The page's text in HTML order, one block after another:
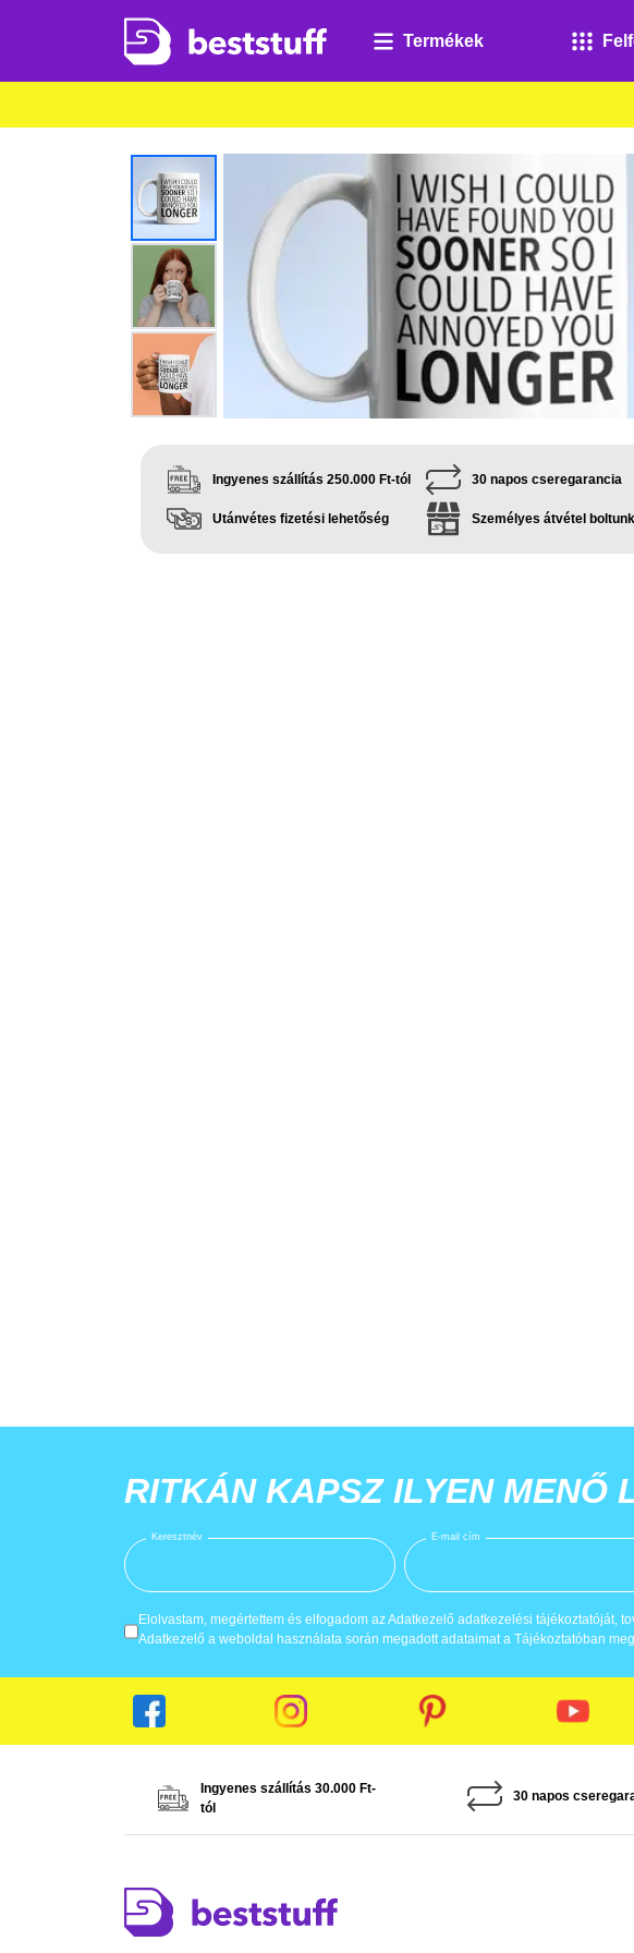
Termékek
Ingyenes szállítás 250.000 Ft-tól
Utánvétes fizetési lehetőség
30 napos cseregarancia
Személyes átvétel
RITKÁN KAPSZ ILYEN MENŐ
Keresztnév E-mail cím
Elolvastam, megértettem és elfogadom az Adatkezelő adatkezelési tájékoztatóját,
Adatkezelő a weboldal használata során megadott adataimat a Tájékoztatóban
Ingyenes szállítás 30.000 Ft-
tól
30 napos